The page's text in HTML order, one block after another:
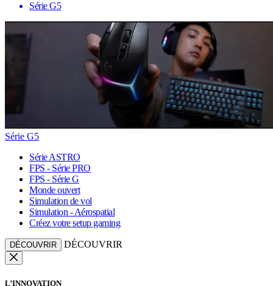
Série G5
Série G5
Série ASTRO
FPS - Série PRO
FPS - Série G
Monde ouvert
Simulation de vol
Simulation - Aérospatial
Créez votre setup gaming
DÉCOUVRIR DÉCOUVRIR
L’INNOVATION